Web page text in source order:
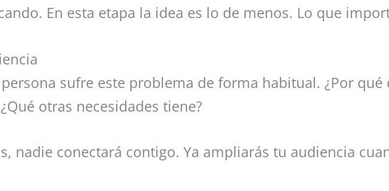
En esta etapa la idea es lo de menos. Lo que
sufre este problema de forma habitual. ¿Por qué
otras necesidades tiene?
nadie conectará contigo. Ya ampliarás tu audiencia